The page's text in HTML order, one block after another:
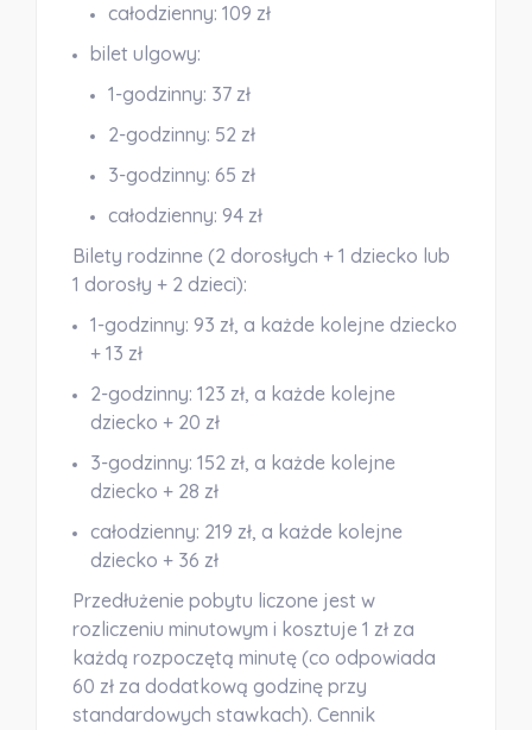
całodzienny: 109 zł
bilet ulgowy:
1-godzinny: 37 zł
2-godzinny: 52 zł
3-godzinny: 65 zł
całodzienny: 94 zł
Bilety rodzinne (2 dorosłych + 1 dziecko lub
1 dorosły + 2 dzieci):
1-godzinny: 93 zł, a każde kolejne dziecko
+ 13 zł
2-godzinny: 123 zł, a każde kolejne
dziecko + 20 zł
3-godzinny: 152 zł, a każde kolejne
dziecko + 28 zł
całodzienny: 219 zł, a każde kolejne
dziecko + 36 zł
Przedłużenie pobytu liczone jest w
rozliczeniu minutowym i kosztuje 1 zł za
każdą rozpoczętą minutę (co odpowiada
60 zł za dodatkową godzinę przy
standardowych stawkach). Cennik